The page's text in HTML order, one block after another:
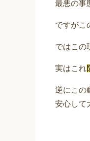
最悪の事
ですがこ
ではこの
実はこれ
逆にこの
安心して